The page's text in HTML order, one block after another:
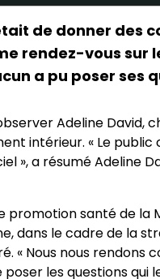
de donner des
rendez-vous sur
a pu poser ses
Adeline David,
intérieur. « Le public
», a résumé Adeline
promotion santé de la
dans le cadre de la
« Nous nous rendons
poser les questions